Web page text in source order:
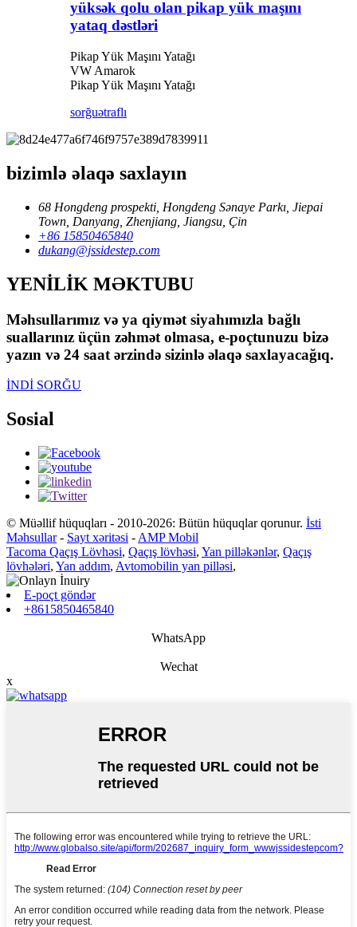
yüksək qolu olan pikap yük maşını
yataq dəstləri
Pikap Yük Maşını Yatağı
VW Amarok
Pikap Yük Maşını Yatağı
sorğuətraflı
bizimlə əlaqə saxlayın
68 Hongdeng prospekti, Hongdeng Sənaye Parkı, Jiepai
Town, Danyang, Zhenjiang, Jiangsu, Çin
+86 15850465840
dukang@jssidestep.com
YENİLİK MƏKTUBU
Məhsullarımız və ya qiymət siyahımızla bağlı
suallarınız üçün zəhmət olmasa, e-poçtunuzu bizə
yazın və 24 saat ərzində sizinlə əlaqə saxlayacağıq.
İNDİ SORĞU
Sosial
© Müəllif hüquqları - 2010-2026: Bütün hüquqlar qorunur. İsti
Məhsullar- Sayt xəritəsi - AMP Mobil
Tacoma Qaçış Lövhəsi, Qaçış lövhəsi, Yan pilləkənlər, Qaçış
lövhələri, Yan addım, Avtomobilin yan pilləsi,
E-poçt göndər
+8615850465840
WhatsApp
Wechat
x